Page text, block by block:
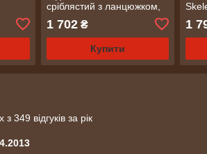
сріблястий з ланцюжком,
(2381)
1 702₴
Купити
1
349 відгуків за рік